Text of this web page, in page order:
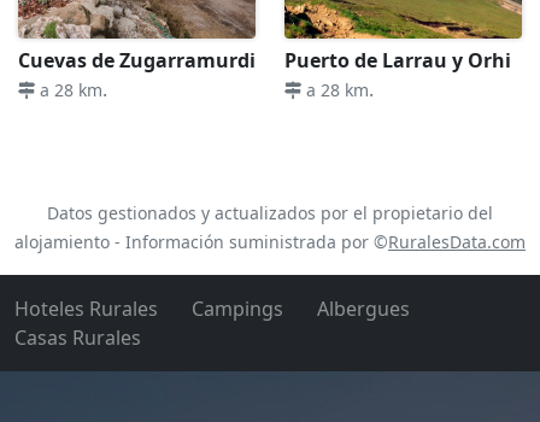
Cuevas de Zugarramurdi
a 28 km.
Puerto de Larrau y Orhi
a 28 km.
Datos gestionados y actualizados por el propietario del
alojamiento - Información suministrada por ©RuralesData.com
Hoteles Rurales Campings
Albergues
Casas Rurales